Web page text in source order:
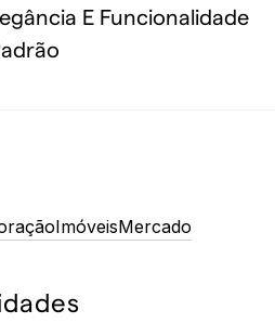
E Funcionalidade
ImóveisMercado